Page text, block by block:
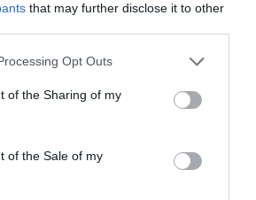
that may further disclose it to other
Opt Outs
of the Sharing of my
of the Sale of my
municipal es que esa deuda
liquidada antes de que finalice
permitiría al Ayuntamiento
años con unas cuentas
y una mayor capacidad para